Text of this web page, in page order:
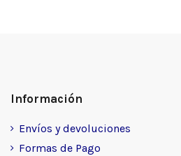
Información
Envíos y devoluciones
Formas de Pago